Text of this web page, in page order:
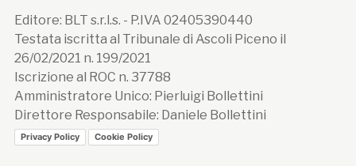
Editore: BLT s.r.l.s. - P.IVA 02405390440
Testata iscritta al Tribunale di Ascoli Piceno il
26/02/2021 n. 199/2021
Iscrizione al ROC n. 37788
Amministratore Unico: Pierluigi Bollettini
Direttore Responsabile: Daniele Bollettini
Privacy Policy Cookie Policy